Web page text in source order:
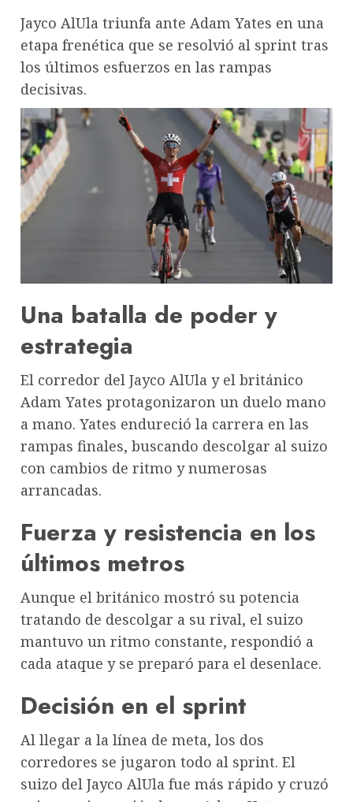
Jayco AlUla triunfa ante Adam Yates en una
etapa frenética que se resolvió al sprint tras
los últimos esfuerzos en las rampas
decisivas.
Una batalla de poder y
estrategia
El corredor del Jayco AlUla y el británico
Adam Yates protagonizaron un duelo mano
a mano. Yates endureció la carrera en las
rampas finales, buscando descolgar al suizo
con cambios de ritmo y numerosas
arrancadas.
Fuerza y resistencia en los
últimos metros
Aunque el británico mostró su potencia
tratando de descolgar a su rival, el suizo
mantuvo un ritmo constante, respondió a
cada ataque y se preparó para el desenlace.
Decisión en el sprint
Al llegar a la línea de meta, los dos
corredores se jugaron todo al sprint. El
suizo del Jayco AlUla fue más rápido y cruzó